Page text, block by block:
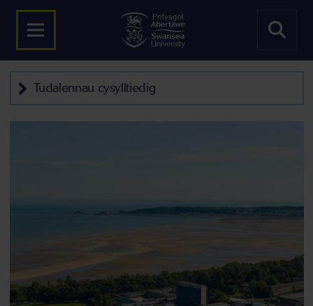
Tudalennau cysylltiedig